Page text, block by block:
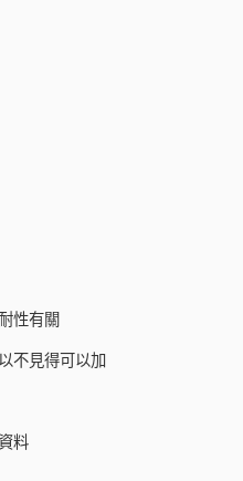
性有關
不見得可以加
料